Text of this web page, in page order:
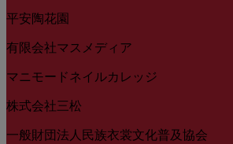
平安陶花園
有限会社マスメディア
マニモードネイルカレッジ
株式会社三松
一般財団法人民族衣裳文化普及協会